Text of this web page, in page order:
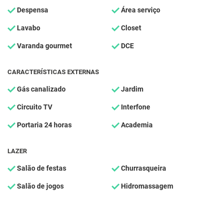
Despensa Área serviço
Lavabo Closet
Varanda gourmet DCE
CARACTERÍSTICAS EXTERNAS
Gás canalizado Jardim
Circuito TV Interfone
Portaria 24 horas Academia
LAZER
Salão de festas Churrasqueira
Salão de jogos Hidromassagem